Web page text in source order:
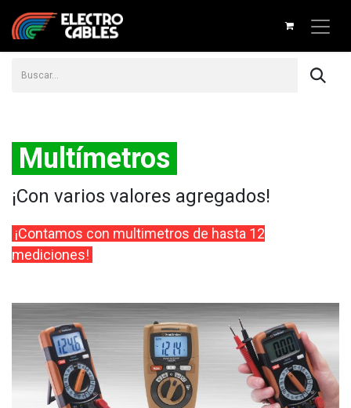
Multímetros
¡Con varios valores agregados!
¡Contamos con multimetros de hasta 12
mediciones!